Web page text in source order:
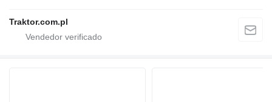
Traktor.com.pl